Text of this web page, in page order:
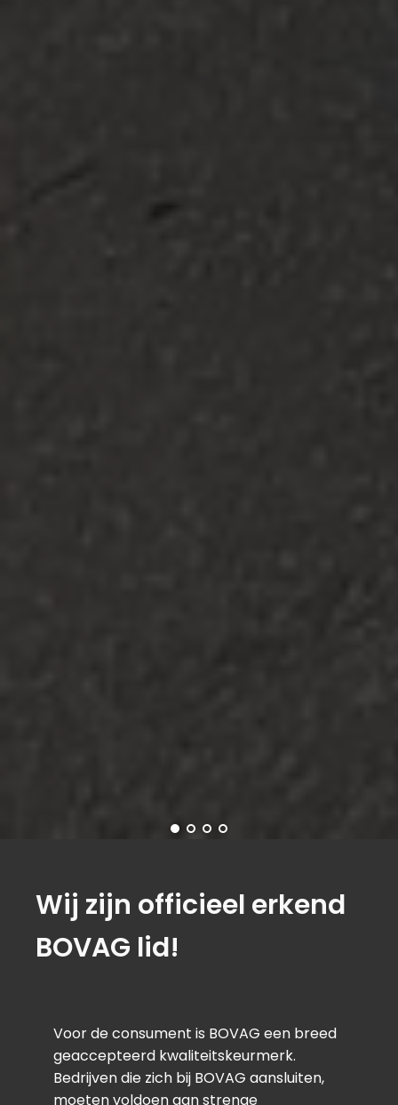
Wij zijn officieel erkend
BOVAG lid!
Voor de consument is BOVAG een breed
geaccepteerd kwaliteitskeurmerk.
Bedrijven die zich bij BOVAG aansluiten,
moeten voldoen aan strenge